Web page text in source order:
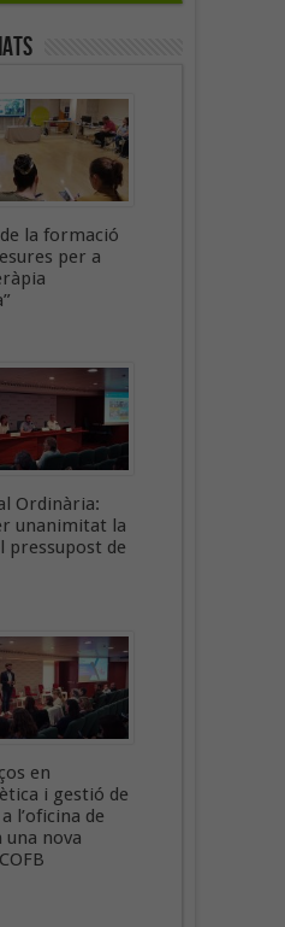
la formació
per a
Ordinària:
unanimitat la
pressupost de
en
i gestió de
l’oficina de
una nova